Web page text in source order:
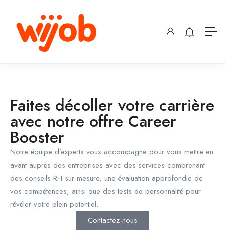
Faites décoller votre carrière
avec notre offre Career
Booster
Notre équipe d’experts vous accompagne pour vous mettre en
avant auprès des entreprises avec des services comprenant
des conseils RH sur mesure, une évaluation approfondie de
vos compétences, ainsi que des tests de personnalité pour
révéler votre plein potentiel.
Contactez-nous